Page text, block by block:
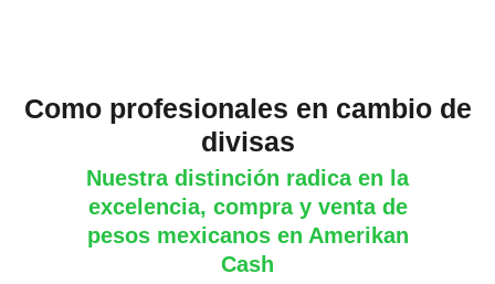
Como profesionales en cambio de
divisas
Nuestra distinción radica en la
excelencia, compra y venta de
pesos mexicanos en Amerikan
Cash